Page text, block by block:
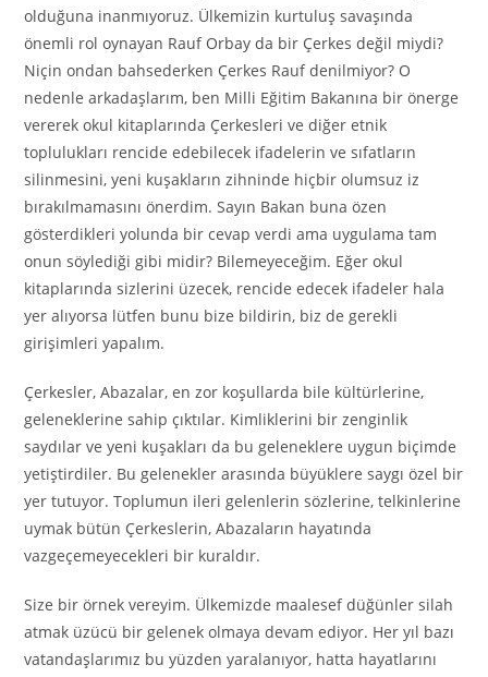
olduğuna inanmıyoruz. Ülkemizin kurtuluş savaşında
önemli rol oynayan Rauf Orbay da bir Çerkes değil miydi?
Niçin ondan bahsederken Çerkes Rauf denilmiyor? O
nedenle arkadaşlarım, ben Milli Eğitim Bakanına bir önerge
vererek okul kitaplarında Çerkesleri ve diğer etnik
toplulukları rencide edebilecek ifadelerin ve sıfatların
silinmesini, yeni kuşakların zihninde hiçbir olumsuz iz
bırakılmamasını önerdim. Sayın Bakan buna özen
gösterdikleri yolunda bir cevap verdi ama uygulama tam
onun söylediği gibi midir? Bilemeyeceğim. Eğer okul
kitaplarında sizlerini üzecek, rencide edecek ifadeler hala
yer alıyorsa lütfen bunu bize bildirin, biz de gerekli
girişimleri yapalım.
Çerkesler, Abazalar, en zor koşullarda bile kültürlerine,
geleneklerine sahip çıktılar. Kimliklerini bir zenginlik
saydılar ve yeni kuşakları da bu geleneklere uygun biçimde
yetiştirdiler. Bu gelenekler arasında büyüklere saygı özel bir
yer tutuyor. Toplumun ileri gelenlerin sözlerine, telkinlerine
uymak bütün Çerkeslerin, Abazaların hayatında
vazgeçemeyecekleri bir kuraldır.
Size bir örnek vereyim. Ülkemizde maalesef düğünler silah
atmak üzücü bir gelenek olmaya devam ediyor. Her yıl bazı
vatandaşlarımız bu yüzden yaralanıyor, hatta hayatlarını